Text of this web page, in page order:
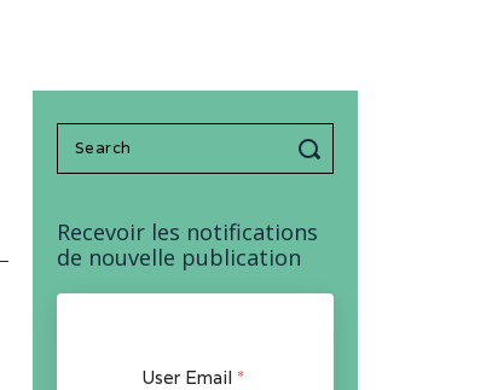
Search
for:
Recevoir les notifications
de nouvelle publication
User Email *